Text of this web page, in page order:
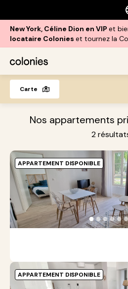
New York, Céline Dion en VIP et
locataire Colonies et tournez la
Carte
Nos appartements
2
●●●●●
APPARTEMENT DISPONIBLE
APPARTEMENT DISPONIBLE